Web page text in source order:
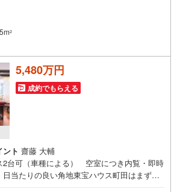
2
5,480万円
成約でもらえる
ント 齋藤 大輔
2台可（車種による） 空室につき内覧・即時
当たりの良い角地東宝ハウス町田はまず、